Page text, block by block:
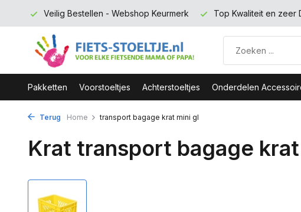
Veilig Bestellen - Webshop Keurmerk Top Kwaliteit en zeer
Pakketten Voorstoeltjes Achterstoeltjes Onderdelen
Terug Home transport bagage krat mini gl
Krat transport bagage